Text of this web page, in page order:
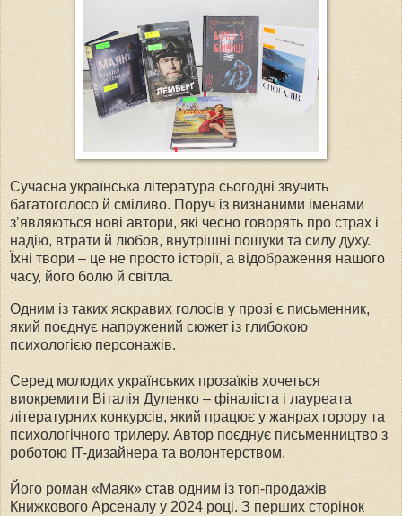
Сучасна українська література сьогодні звучить
багатоголосо й сміливо. Поруч із визнаними іменами
з’являються нові автори, які чесно говорять про страх і
надію, втрати й любов, внутрішні пошуки та силу духу.
Їхні твори – це не просто історії, а відображення нашого
часу, його болю й світла.
Одним із таких яскравих голосів у прозі є письменник,
який поєднує напружений сюжет із глибокою
психологією персонажів.
Серед молодих українських прозаїків хочеться
виокремити Віталія Дуленко – фіналіста і лауреата
літературних конкурсів, який працює у жанрах горору та
психологічного трилеру. Автор поєднує письменництво з
роботою IT-дизайнера та волонтерством.
Його роман «Маяк» став одним із топ-продажів
Книжкового Арсеналу у 2024 році. З перших сторінок